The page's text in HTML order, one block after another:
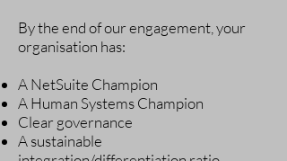
By the end of our engagement, your
organisation has:
A NetSuite Champion
A Human Systems Champion
Clear governance
A sustainable